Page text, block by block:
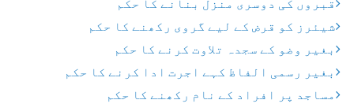
قبروں کی دوسری منزل بنانے کا حکم
شیئرز کو قرض کے لیے گروی رکھنے کا حکم
بغیر وضو کے سجدہ تلاوت کرنے کا حکم
بغیر رسمی الفاظ کہے اجرت ادا کرنے کا حکم
مساجد پر افراد کے نام رکھنے کا حکم